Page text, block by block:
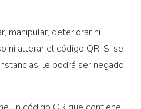
manipular, deteriorar ni
ni alterar el código QR. Si se
le podrá ser negado